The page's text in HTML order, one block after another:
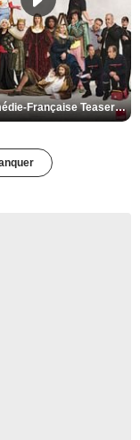
De la Comédie-Française Teaser VF